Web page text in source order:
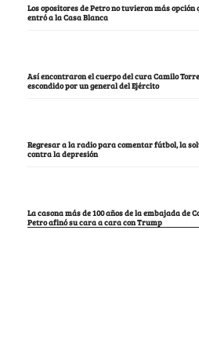
Los opositores de Petro no tuvieron más
entró a la Casa Blanca
Así encontraron el cuerpo del cura Camilo
escondido por un general del Ejército
Regresar a la radio para comentar fútbol, la
contra la depresión
La casona más de 100 años de la embajada de
Petro afinó su cara a cara con Trump